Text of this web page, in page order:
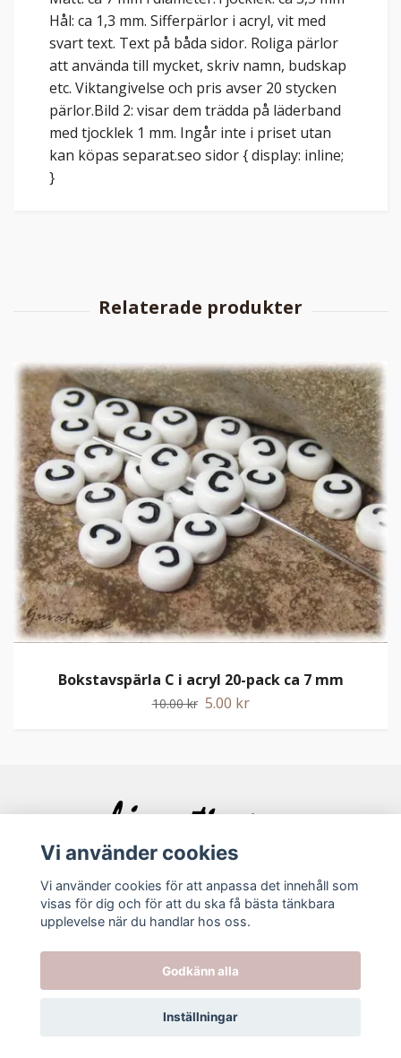
Hål: ca 1,3 mm. Sifferpärlor i acryl, vit med
svart text. Text på båda sidor. Roliga pärlor
att använda till mycket, skriv namn, budskap
etc. Viktangivelse och pris avser 20 stycken
pärlor.Bild 2: visar dem trädda på läderband
med tjocklek 1 mm. Ingår inte i priset utan
kan köpas separat.seo sidor { display: inline;
}
Bokstavspärla C i acryl 20-pack ca 7 mm
10.00 kr 5.00 kr
Bolagsinfo
Köpvillkor
Vi använder cookies
Vi använder cookies för att anpassa det innehåll som
visas för dig och för att du ska få bästa tänkbara
upplevelse när du handlar hos oss.
Godkänn alla
Inställningar